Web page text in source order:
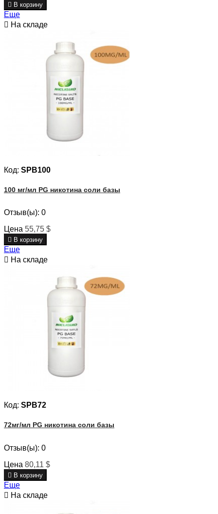
 В корзину
Еще
 На складе
Код: SPB100
100 мг/мл PG никотина соли базы
Отзыв(ы): 0
Цена 55,75 $
 В корзину
Еще
 На складе
Код: SPB72
72мг/мл PG никотина соли базы
Отзыв(ы): 0
Цена 80,11 $
 В корзину
Еще
 На складе